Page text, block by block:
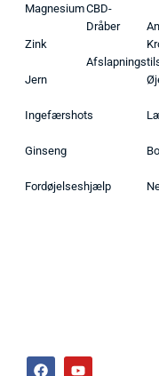
Magnesium
Zink
Jern
Ingefærshots
Ginseng
Fordøjelseshjælp
CBD-
Dråber